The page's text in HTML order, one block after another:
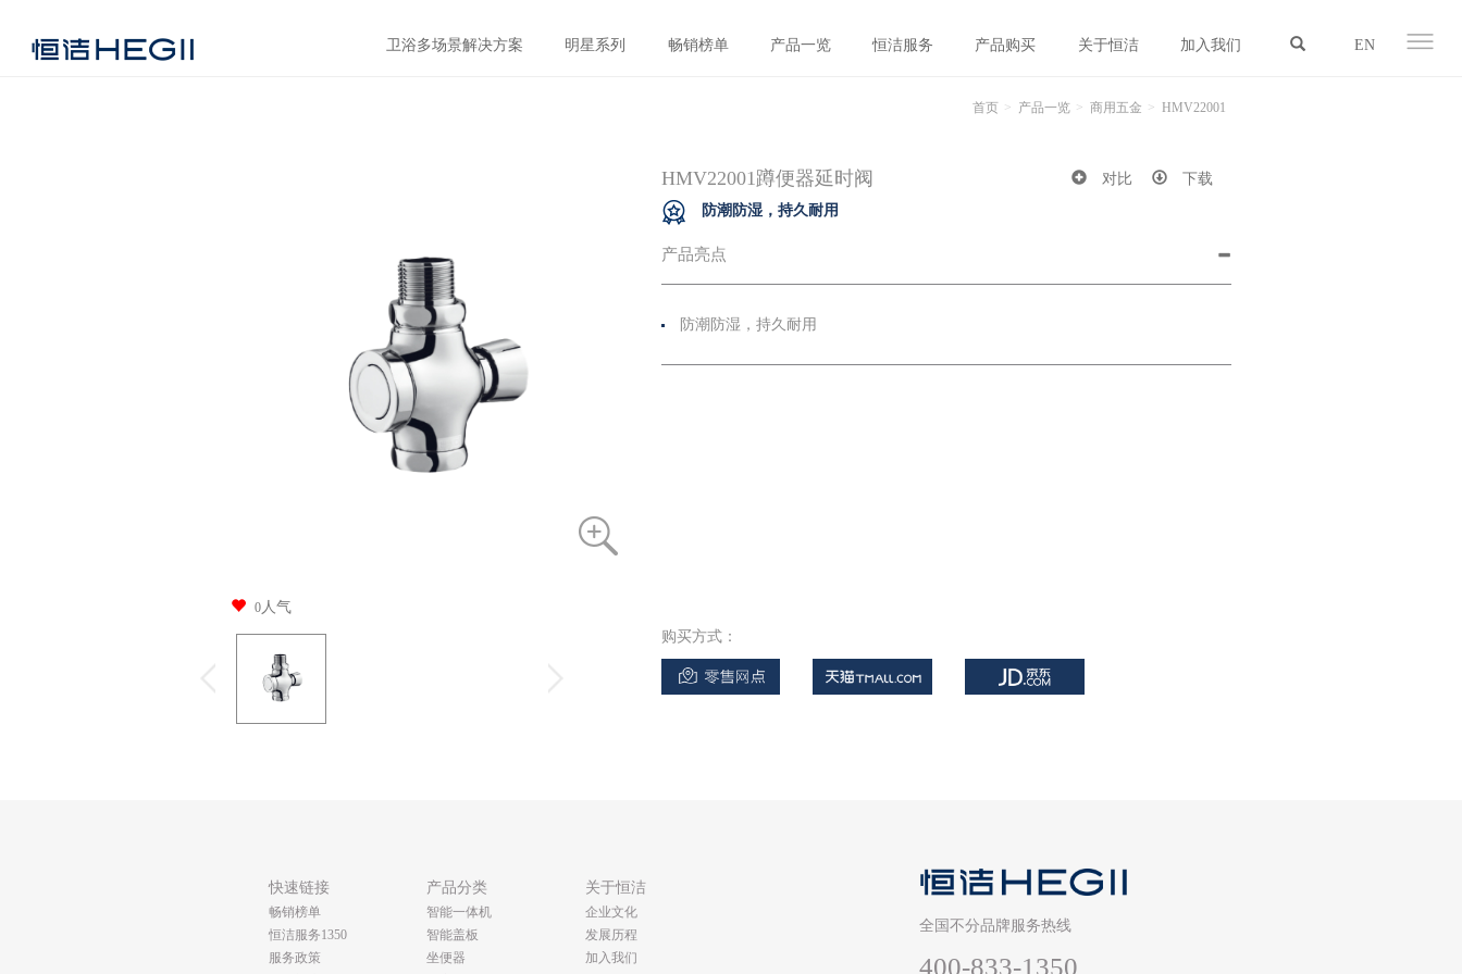
卫浴多场景解决方案 明星系列 畅销榜单 产品一览 恒洁服务 产品购买 关于恒洁 加入我们 EN
首页 产品一览 商用五金 HMV22001
0人气
对比 下载
HMV22001蹲便器延时阀
防潮防湿，持久耐用
产品亮点
防潮防湿，持久耐用
购买方式：
快速链接
畅销榜单
恒洁服务1350
服务政策
产品分类
智能一体机
智能盖板
坐便器
关于恒洁
企业文化
发展历程
加入我们
全国不分品牌服务热线
400-833-1350